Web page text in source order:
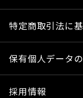
特定商取引法に
保有個人データ
採用情報